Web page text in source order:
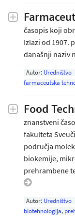
časopis koji
Izlazi od 1907.
današnji naziv
Autor: Uredništvo
farmaceutska
Food
znanstveni
fakulteta
područja
biokemije,
prehrambene
Autor: Uredništvo
biotehnologija,